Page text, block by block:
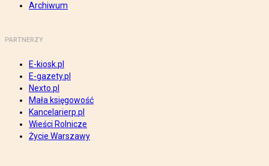
Archiwum
PARTNERZY
E-kiosk.pl
E-gazety.pl
Nexto.pl
Mała księgowość
Kancelarierp.pl
Wieści Rolnicze
Życie Warszawy